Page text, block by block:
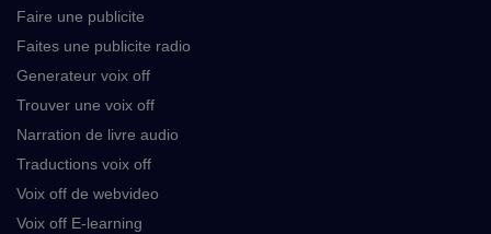
Faire une publicite
Faites une publicite radio
Generateur voix off
Trouver une voix off
Narration de livre audio
Traductions voix off
Voix off de webvideo
Voix off E-learning